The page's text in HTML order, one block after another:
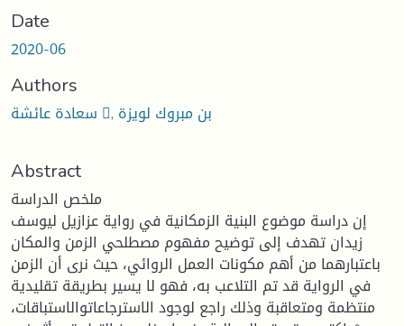
Date
2020-06
Authors
سعادة عائشة , بن مبروك لويزة
Abstract
ملخص الدراسة
إن دراسة موضوع البنية الزمكانية في رواية عزازيل ليوسف
زيدان تهدف إلى توضيح مفهوم مصطلحي الزمن والمكان
باعتبارهما من أهم مكونات العمل الروائي، حيث نرى أن الزمن
في الرواية قد تم التلاعب به، فهو لا يسير بطريقة تقليدية
منتظمة ومتعاقبة وذلك راجع لوجود الاسترجاعاتوالاستباقات،